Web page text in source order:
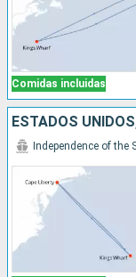
Comidas incluidas
ESTADOS
Independence of the